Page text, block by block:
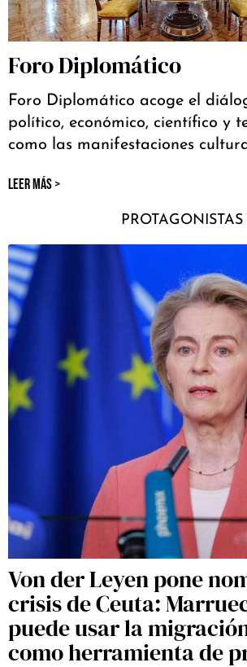
Foro Diplomático
Foro Diplomático acoge el
político, económico, científico y
como las manifestaciones
LEER MÁS >
PROTAGONISTAS
Von der Leyen pone
crisis de Ceuta:
puede usar la
como herramienta de